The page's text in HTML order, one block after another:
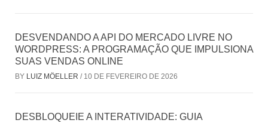
DESVENDANDO A API DO MERCADO LIVRE NO
WORDPRESS: A PROGRAMAÇÃO QUE IMPULSIONA
SUAS VENDAS ONLINE
BY LUIZ MÖELLER / 10 DE FEVEREIRO DE 2026
DESBLOQUEIE A INTERATIVIDADE: GUIA